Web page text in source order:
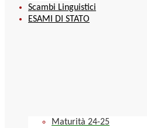
Scambi Linguistici
ESAMI DI STATO
Maturità 24-25